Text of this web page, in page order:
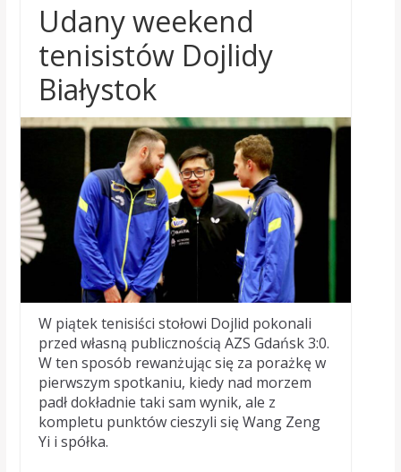
Udany weekend
tenisistów Dojlidy
Białystok
W piątek tenisiści stołowi Dojlid pokonali
przed własną publicznością AZS Gdańsk 3:0.
W ten sposób rewanżując się za porażkę w
pierwszym spotkaniu, kiedy nad morzem
padł dokładnie taki sam wynik, ale z
kompletu punktów cieszyli się Wang Zeng
Yi i spółka.